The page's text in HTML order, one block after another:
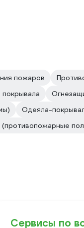
пожаров
Одеяла-
Сервисы по